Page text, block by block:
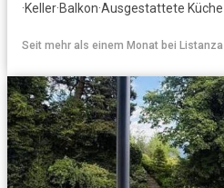
·Keller·Balkon·Ausgestattete Küche
Seit mehr als einem Monat bei Listanza